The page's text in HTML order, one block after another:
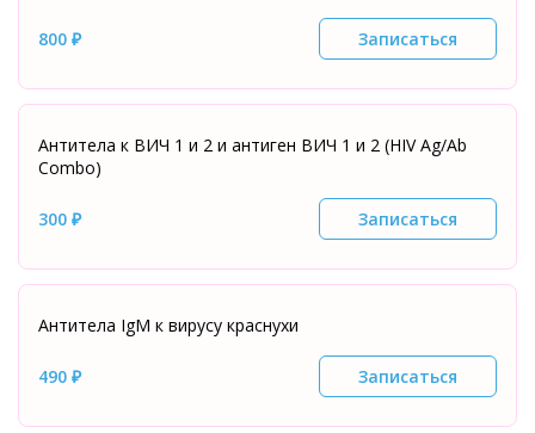
800 ₽ Записаться
Антитела к ВИЧ 1 и 2 и антиген ВИЧ 1 и 2 (HIV Ag/Ab
Combo)
300 ₽ Записаться
Антитела IgМ к вирусу краснухи
490 ₽ Записаться